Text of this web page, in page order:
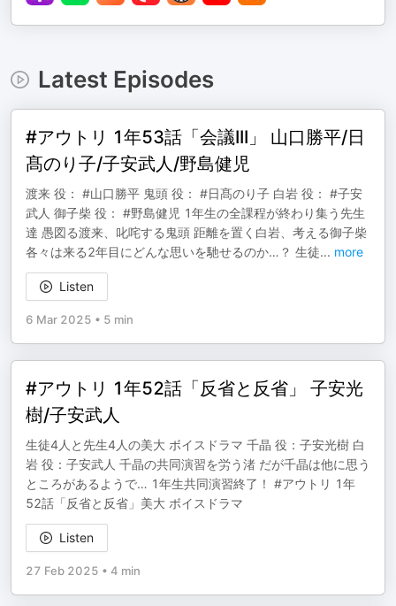
Latest Episodes
#アウトリ 1年53話「会議III」 山口勝平/日
髙のり子/子安武人/野島健児
渡来 役： #山口勝平 鬼頭 役： #日髙のり子 白岩 役： #子安
武人 御子柴 役： #野島健児 1年生の全課程が終わり集う先生
達 愚図る渡来、叱咤する鬼頭 距離を置く白岩、考える御子柴
各々は来る2年目にどんな思いを馳せるのか…？ 生徒... more
Listen
6 Mar 2025 • 5 min
#アウトリ 1年52話「反省と反省」 子安光
樹/子安武人
生徒4人と先生4人の美大 ボイスドラマ 千晶 役：子安光樹 白
岩 役：子安武人 千晶の共同演習を労う渚 だが千晶は他に思う
ところがあるようで… 1年生共同演習終了！ #アウトリ 1年
52話「反省と反省」美大 ボイスドラマ
Listen
27 Feb 2025 • 4 min